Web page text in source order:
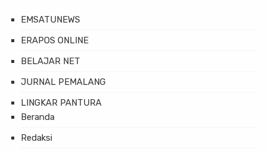
EMSATUNEWS
ERAPOS ONLINE
BELAJAR NET
JURNAL PEMALANG
LINGKAR PANTURA
Beranda
Redaksi